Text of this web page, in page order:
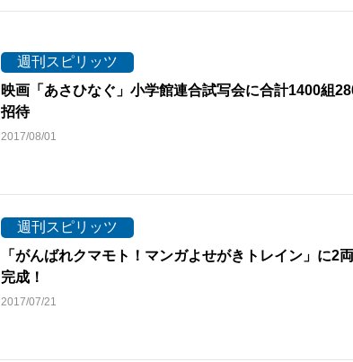
週刊スピリッツ
映画「あさひなぐ」小学館連合試写会に合計1400組
招待
2017/08/01
週刊スピリッツ
「がんばれクマモト！マンガよせがきトレイン」に2
完成！
2017/07/21